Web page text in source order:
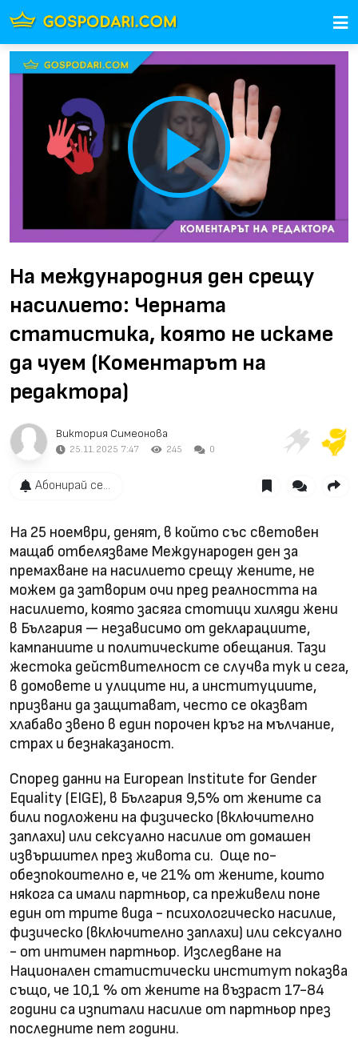
Play
Video
На международния ден срещу
насилието: Черната
статистика, която не искаме
да чуем (Коментарът на
редактора)
Виктория Симеонова
25.11.2025 7:47 245 0
Абонирай се...
На 25 ноември, денят, в който със световен
мащаб отбелязваме Международен ден за
премахване на насилието срещу жените, не
можем да затворим очи пред реалността на
насилието, която засяга стотици хиляди жени
в България — независимо от декларациите,
кампаниите и политическите обещания. Тази
жестока действителност се случва тук и сега,
в домовете и улиците ни, а институциите,
призвани да защитават, често се оказват
хлабаво звено в един порочен кръг на мълчание,
страх и безнаказаност.
Според данни на European Institute for Gender
Equality (EIGE), в България 9,5% от жените са
били подложени на физическо (включително
заплахи) или сексуално насилие от домашен
извършител през живота си. Още по-
обезпокоително е, че 21% от жените, които
някога са имали партньор, са преживели поне
един от трите вида - психологическо насилие,
физическо (включително заплахи) или сексуално
- от интимен партньор. Изследване на
Национален статистически институт показва
също, че 10,1 % от жените на възраст 17-84
години са изпитали насилие от партньор през
последните пет години.